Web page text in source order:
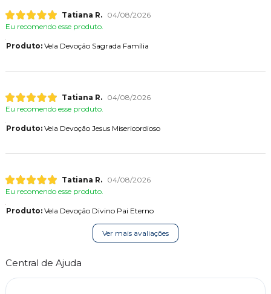
Tatiana R.
04/08/2026
Eu recomendo esse produto.
Produto:Vela Devoção Sagrada Família
Tatiana R.
04/08/2026
Eu recomendo esse produto.
Produto:Vela Devoção Jesus Misericordioso
Tatiana R.
04/08/2026
Eu recomendo esse produto.
Produto:Vela Devoção Divino Pai Eterno
Ver mais avaliações
Central de Ajuda